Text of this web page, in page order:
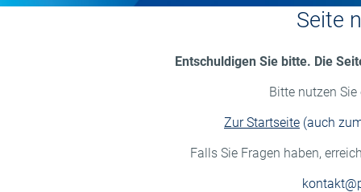
Seite
Entschuldigen Sie bitte. Die
Bitte nutzen
Zur Startseite (auch
Falls Sie Fragen haben,